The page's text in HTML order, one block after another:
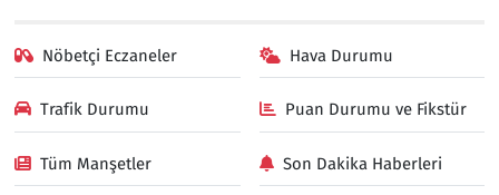
Nöbetçi Eczaneler Hava Durumu
Trafik Durumu Puan Durumu ve Fikstür
Tüm Manşetler Son Dakika Haberleri